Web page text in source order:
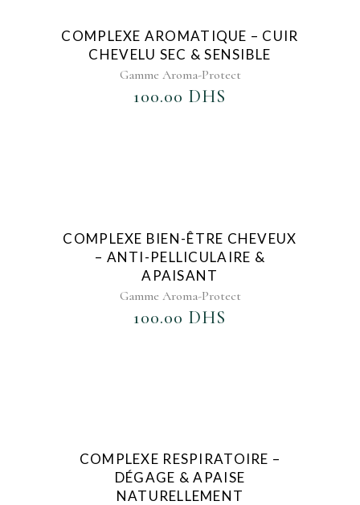
COMPLEXE AROMATIQUE – CUIR
CHEVELU SEC & SENSIBLE
Gamme Aroma-Protect
100.00 DHS
COMPLEXE BIEN-ÊTRE CHEVEUX
– ANTI-PELLICULAIRE &
APAISANT
Gamme Aroma-Protect
100.00 DHS
COMPLEXE RESPIRATOIRE –
DÉGAGE & APAISE
NATURELLEMENT